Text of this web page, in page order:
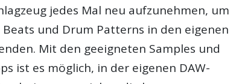
jedes Mal neu aufzunehmen, um
und Drum Patterns in den eigenen
Mit den geeigneten Samples und
ist es möglich, in der eigenen DAW-